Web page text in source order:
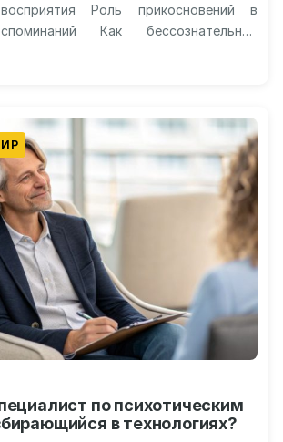
Роль прикосновений в
Как бессознательное
и их…
по психотическим
в технологиях?